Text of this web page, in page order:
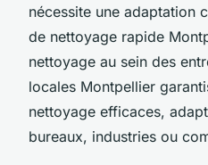
nécessite une adaptation
de nettoyage rapide
nettoyage au sein des
locales Montpellier
nettoyage efficaces,
bureaux, industries ou